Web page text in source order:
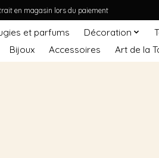
en magasin lors du paiement
et parfums Décoration
Bijoux
Accessoires Art de la